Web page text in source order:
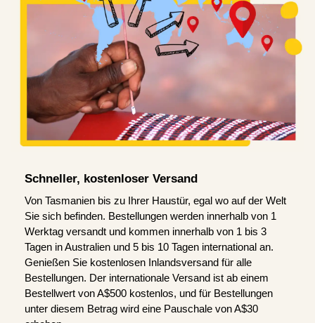
Schneller, kostenloser Versand
Von Tasmanien bis zu Ihrer Haustür, egal wo auf der Welt
Sie sich befinden. Bestellungen werden innerhalb von 1
Werktag versandt und kommen innerhalb von 1 bis 3
Tagen in Australien und 5 bis 10 Tagen international an.
Genießen Sie kostenlosen Inlandsversand für alle
Bestellungen. Der internationale Versand ist ab einem
Bestellwert von A$500 kostenlos, und für Bestellungen
unter diesem Betrag wird eine Pauschale von A$30